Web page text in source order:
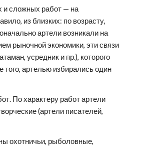
из близких: по возрасту,
артели возникали на
рыночной экономики, эти связи
усредник и пр.), которого
артелью избирались один
(артели писателей,